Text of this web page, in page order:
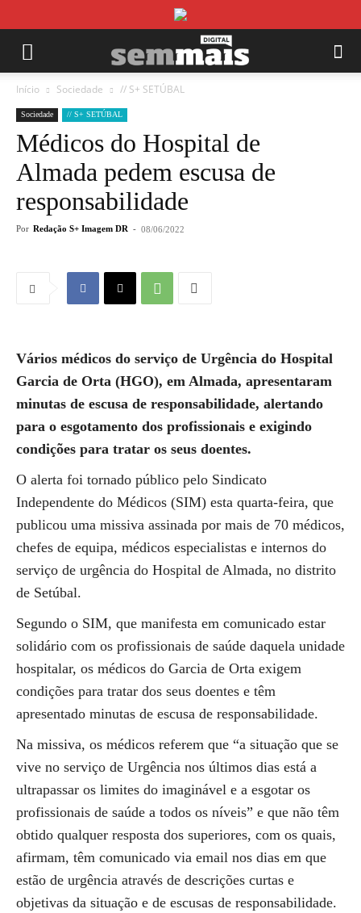
Início Sociedade // S+ SETÚBAL
Sociedade // S+ SETÚBAL
Médicos do Hospital de
Almada pedem escusa de
responsabilidade
Por Redação S+ Imagem DR - 08/06/2022
Vários médicos do serviço de Urgência do Hospital
Garcia de Orta (HGO), em Almada, apresentaram
minutas de escusa de responsabilidade, alertando
para o esgotamento dos profissionais e exigindo
condições para tratar os seus doentes.
O alerta foi tornado público pelo Sindicato
Independente do Médicos (SIM) esta quarta-feira, que
publicou uma missiva assinada por mais de 70 médicos,
chefes de equipa, médicos especialistas e internos do
serviço de urgência do Hospital de Almada, no distrito
de Setúbal.
Segundo o SIM, que manifesta em comunicado estar
solidário com os profissionais de saúde daquela unidade
hospitalar, os médicos do Garcia de Orta exigem
condições para tratar dos seus doentes e têm
apresentado minutas de escusa de responsabilidade.
Na missiva, os médicos referem que “a situação que se
vive no serviço de Urgência nos últimos dias está a
ultrapassar os limites do imaginável e a esgotar os
profissionais de saúde a todos os níveis” e que não têm
obtido qualquer resposta dos superiores, com os quais,
afirmam, têm comunicado via email nos dias em que
estão de urgência através de descrições curtas e
objetivas da situação e de escusas de responsabilidade.